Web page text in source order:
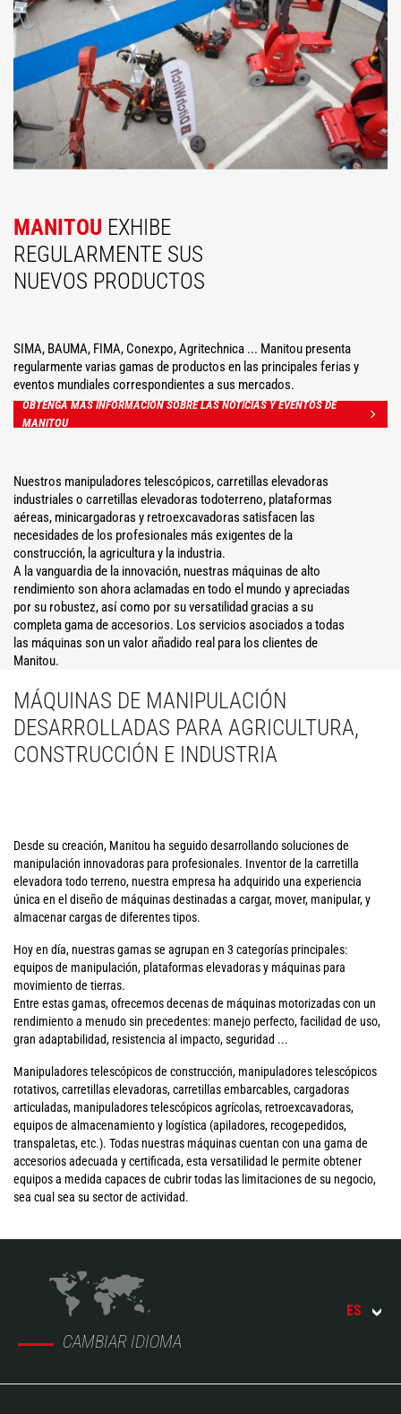
MANITOU EXHIBE
REGULARMENTE SUS
NUEVOS PRODUCTOS
SIMA, BAUMA, FIMA, Conexpo, Agritechnica ... Manitou presenta
regularmente varias gamas de productos en las principales ferias y
eventos mundiales correspondientes a sus mercados.
OBTENGA MÁS INFORMACIÓN SOBRE LAS NOTICIAS Y EVENTOS DE
MANITOU
Nuestros manipuladores telescópicos, carretillas elevadoras
industriales o carretillas elevadoras todoterreno, plataformas
aéreas, minicargadoras y retroexcavadoras satisfacen las
necesidades de los profesionales más exigentes de la
construcción, la agricultura y la industria.
A la vanguardia de la innovación, nuestras máquinas de alto
rendimiento son ahora aclamadas en todo el mundo y apreciadas
por su robustez, así como por su versatilidad gracias a su
completa gama de accesorios. Los servicios asociados a todas
las máquinas son un valor añadido real para los clientes de
Manitou.
MÁQUINAS DE MANIPULACIÓN
DESARROLLADAS PARA AGRICULTURA,
CONSTRUCCIÓN E INDUSTRIA
Desde su creación, Manitou ha seguido desarrollando soluciones de
manipulación innovadoras para profesionales. Inventor de la carretilla
elevadora todo terreno, nuestra empresa ha adquirido una experiencia
única en el diseño de máquinas destinadas a cargar, mover, manipular, y
almacenar cargas de diferentes tipos.
Hoy en día, nuestras gamas se agrupan en 3 categorías principales:
equipos de manipulación, plataformas elevadoras y máquinas para
movimiento de tierras.
Entre estas gamas, ofrecemos decenas de máquinas motorizadas con un
rendimiento a menudo sin precedentes: manejo perfecto, facilidad de uso,
gran adaptabilidad, resistencia al impacto, seguridad ...
Manipuladores telescópicos de construcción, manipuladores telescópicos
rotativos, carretillas elevadoras, carretillas embarcables, cargadoras
articuladas, manipuladores telescópicos agrícolas, retroexcavadoras,
equipos de almacenamiento y logística (apiladores, recogepedidos,
transpaletas, etc.). Todas nuestras máquinas cuentan con una gama de
accesorios adecuada y certificada, esta versatilidad le permite obtener
equipos a medida capaces de cubrir todas las limitaciones de su negocio,
sea cual sea su sector de actividad.
CAMBIAR IDIOMA
ES